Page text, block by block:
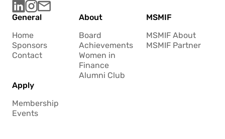
General
Home
Sponsors
Contact
About
Board
Achievements
Women in
Finance
Alumni Club
MSMIF
MSMIF About
MSMIF Partner
Apply
Membership
Events